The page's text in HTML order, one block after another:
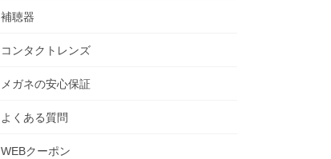
補聴器
コンタクトレンズ
メガネの安心保証
よくある質問
WEBクーポン